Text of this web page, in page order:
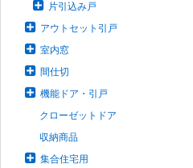
片引込み戸
アウトセット引戸
室内窓
間仕切
機能ドア・引戸
クローゼットドア
収納商品
集合住宅用